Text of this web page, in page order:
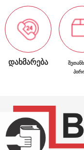
ᲓᲐᲮᲛᲐᲠᲔᲑᲐ